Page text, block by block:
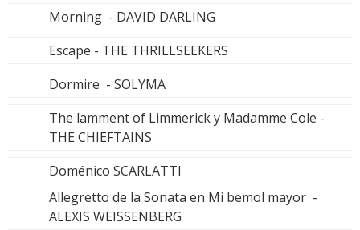
Morning - DAVID DARLING
Escape - THE THRILLSEEKERS
Dormire - SOLYMA
The lamment of Limmerick y Madamme Cole -
THE CHIEFTAINS
Doménico SCARLATTI
Allegretto de la Sonata en Mi bemol mayor -
ALEXIS WEISSENBERG